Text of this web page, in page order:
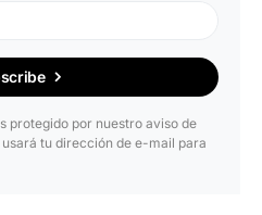
protegido por nuestro aviso de
tu dirección de e-mail para